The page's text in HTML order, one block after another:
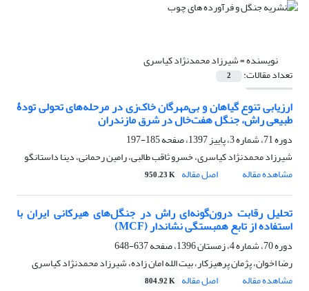
نویسنده =شیرزاد محمدنژاد کیاسری
تعداد مقالات: 2
ارزیابی تنوع گیاهان و بی‌مهرگان خاک‌زی در مرحله‌های تحولی تودۀ
طبیعی راش، جنگل هفت‌خال در شرق مازندران
دوره 71، شماره 3، پاییز 1397، صفحه
185-197
شیرزاد محمدنژاد کیاسری، خسرو ثاقب طالبی، رامین رحمانی، دینا داستانگو
مشاهده مقاله
اصل مقاله 950.23 K
تحلیل رقابت درون‌گونه‌ای راش در جنگل‌های هیرکانی ایران با
استفاده از تابع همبستگی نشاندار (MCF)
دوره 70، شماره 4، زمستان 1396، صفحه
637-648
رضا اخوان، پژمان پرهیزکار، بیت الله امان زاده، شیرزاد محمدنژاد کیاسری
مشاهده مقاله
اصل مقاله 804.92 K